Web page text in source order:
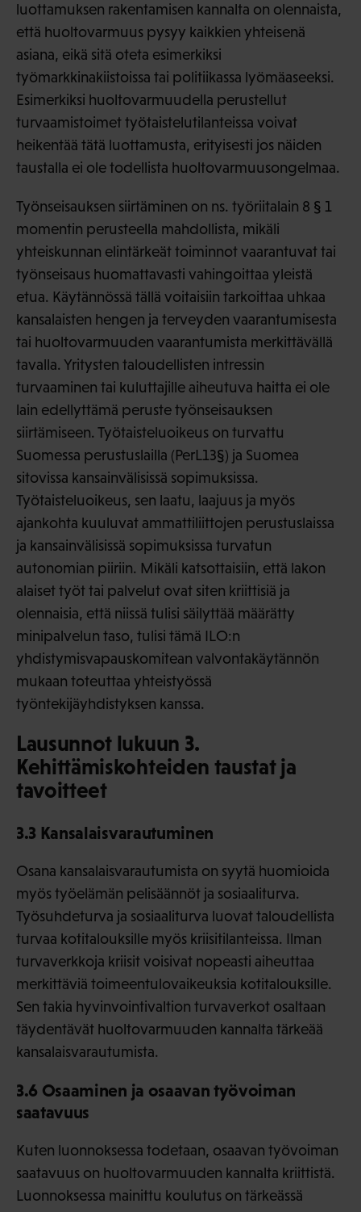
luottamuksen rakentamisen kannalta on olennaista,
että huoltovarmuus pysyy kaikkien yhteisenä
asiana, eikä sitä oteta esimerkiksi
työmarkkinakiistoissa tai politiikassa lyömäaseeksi.
Esimerkiksi huoltovarmuudella perustellut
turvaamistoimet työtaistelutilanteissa voivat
heikentää tätä luottamusta, erityisesti jos näiden
taustalla ei ole todellista huoltovarmuusongelmaa.
Työnseisauksen siirtäminen on ns. työriitalain 8 § 1
momentin perusteella mahdollista, mikäli
yhteiskunnan elintärkeät toiminnot vaarantuvat tai
työnseisaus huomattavasti vahingoittaa yleistä
etua. Käytännössä tällä voitaisiin tarkoittaa uhkaa
kansalaisten hengen ja terveyden vaarantumisesta
tai huoltovarmuuden vaarantumista merkittävällä
tavalla. Yritysten taloudellisten intressin
turvaaminen tai kuluttajille aiheutuva haitta ei ole
lain edellyttämä peruste työnseisauksen
siirtämiseen. Työtaisteluoikeus on turvattu
Suomessa perustuslailla (PerL13§) ja Suomea
sitovissa kansainvälisissä sopimuksissa.
Työtaisteluoikeus, sen laatu, laajuus ja myös
ajankohta kuuluvat ammattiliittojen perustuslaissa
ja kansainvälisissä sopimuksissa turvatun
autonomian piiriin. Mikäli katsottaisiin, että lakon
alaiset työt tai palvelut ovat siten kriittisiä ja
olennaisia, että niissä tulisi säilyttää määrätty
minipalvelun taso, tulisi tämä ILO:n
yhdistymisvapauskomitean valvontakäytännön
mukaan toteuttaa yhteistyössä
työntekijäyhdistyksen kanssa.
Lausunnot lukuun 3.
Kehittämiskohteiden taustat ja
tavoitteet
3.3 Kansalaisvarautuminen
Osana kansalaisvarautumista on syytä huomioida
myös työelämän pelisäännöt ja sosiaaliturva.
Työsuhdeturva ja sosiaaliturva luovat taloudellista
turvaa kotitalouksille myös kriisitilanteissa. Ilman
turvaverkkoja kriisit voisivat nopeasti aiheuttaa
merkittäviä toimeentulovaikeuksia kotitalouksille.
Sen takia hyvinvointivaltion turvaverkot osaltaan
täydentävät huoltovarmuuden kannalta tärkeää
kansalaisvarautumista.
3.6 Osaaminen ja osaavan työvoiman
saatavuus
Kuten luonnoksessa todetaan, osaavan työvoiman
saatavuus on huoltovarmuuden kannalta kriittistä.
Luonnoksessa mainittu koulutus on tärkeässä